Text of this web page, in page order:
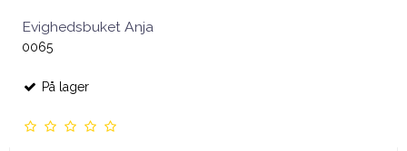
Evighedsbuket Anja
0065
På lager